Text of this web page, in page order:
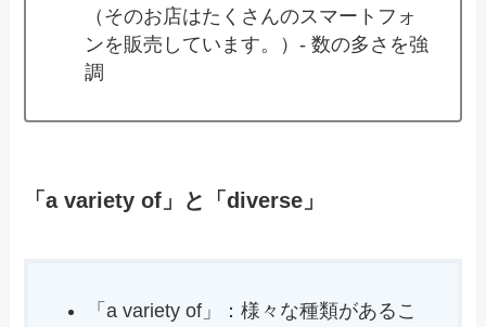
（そのお店はたくさんのスマートフォ
ンを販売しています。）- 数の多さを強
調
「a variety of」と「diverse」
「a variety of」：様々な種類があるこ